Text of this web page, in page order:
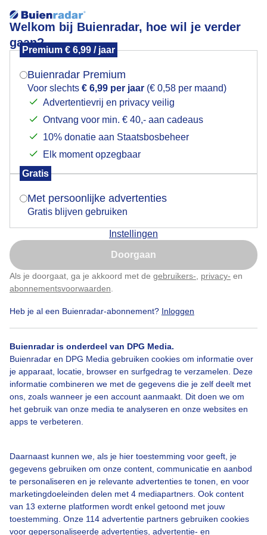
Welkom bij Buienradar, hoe wil je verder
gaan?
Premium € 6,99 / jaar
Buienradar Premium
Voor slechts € 6,99 per jaar (€ 0,58 per maand)
Advertentievrij en privacy veilig
Ontvang voor min. € 40,- aan cadeaus
10% donatie aan Staatsbosbeheer
Elk moment opzegbaar
Gratis
Met persoonlijke advertenties
Gratis blijven gebruiken
Instellingen
Doorgaan
Als je doorgaat, ga je akkoord met de gebruikers- privacy- en
abonnementsvoorwaarden
Heb je al een Buienradar-abonnement? Inloggen
Buienradar is onderdeel van DPG Media.
Buienradar en DPG Media gebruiken cookies om informatie over
je apparaat, locatie, browser en surfgedrag te verzamelen. Deze
informatie combineren we met de gegevens die je zelf deelt met
ons, zoals wanneer je een account aanmaakt. Dit doen we om
het gebruik van onze media te analyseren en onze websites en
apps te verbeteren.
Daarnaast kunnen we, als je hier toestemming voor geeft, je
gegevens gebruiken om onze content, communicatie en aanbod
te personaliseren en je relevante advertenties te tonen, en voor
marketingdoeleinden delen met 4 mediapartners. Ook content
van 13 externe platformen wordt enkel getoond met jouw
toestemming. Onze 114 advertentie partners gebruiken cookies
voor gepersonaliseerde advertenties, advertentie- en
spruitenoogsten
Populaire categorieën
Lente
Zomer
Over Buienradar
Bedrijfsgegevens
Veelgestelde vragen
Contact
Gebruikersvoorwaarden
Adverteren
Buienradar Team
Privacy beleid
Mogen we je locatie gebruiken voor het
Indien je hier nog geen akkoord op hebt gegeven,
verschijnt er zo een pop-up uit je browser waarin
Is goed, toon de popup
Nu niet, misschien later
Klik hierom dit aan te passen